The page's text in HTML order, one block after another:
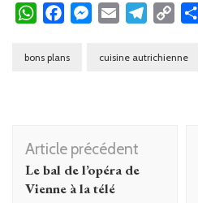
WhatsAppFacebookMessenger
Email Telegram
Copy
bons plans cuisine autrichienne
Navigation
d'article
Article précédent
Le bal de l’opéra de
Vienne à la télé